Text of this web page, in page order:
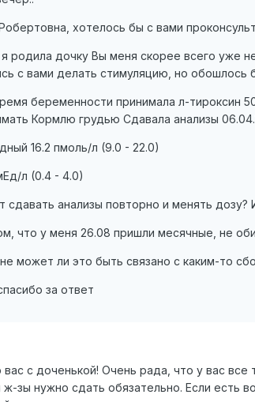
хотелось бы с вами
я родила дочку Вы меня скорее всего уже
с вами делать стимуляцию, но обошлось
беременности принимала л-тироксин
Кормлю грудью Сдавала анализы
16.2 пмоль/л (9.0 - 22.0)
л (0.4 - 4.0)
сдавать анализы повторно и менять
что у меня 26.08 пришли месячные, не
может ли это быть связано с каким-то
за ответ
с доченькой! Очень рада, что у вас
зы нужно сдать обязательно. Если есть